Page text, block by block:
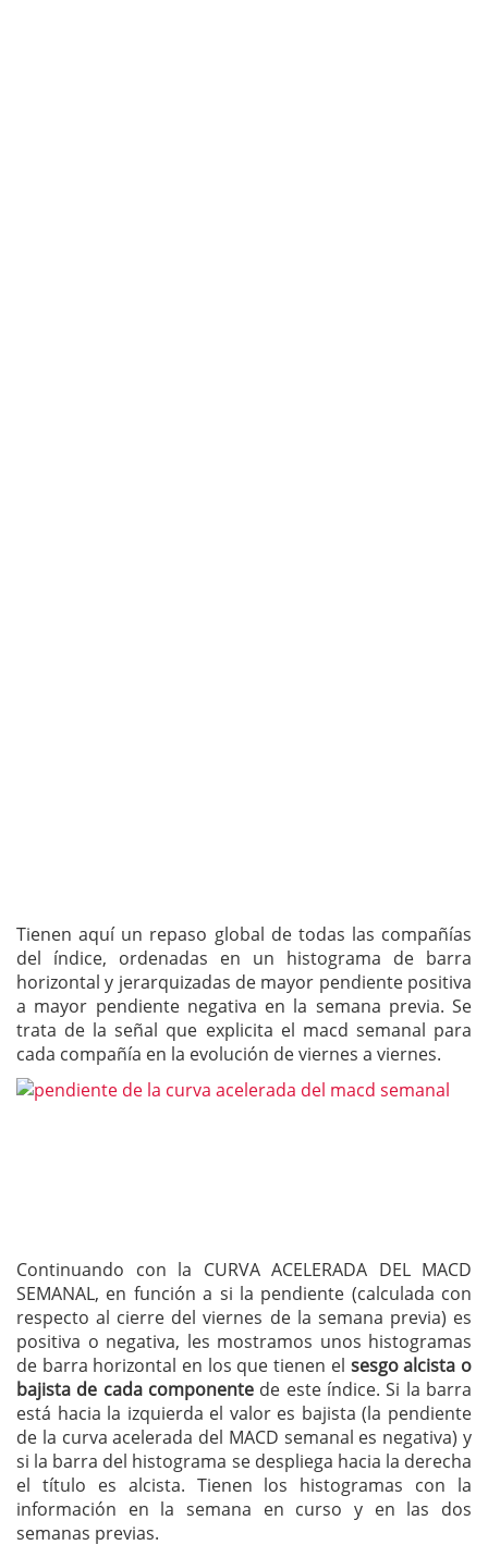
Tienen aquí un repaso global de todas las compañías
del índice, ordenadas en un histograma de barra
horizontal y jerarquizadas de mayor pendiente positiva
a mayor pendiente negativa en la semana previa. Se
trata de la señal que explicita el macd semanal para
cada compañía en la evolución de viernes a viernes.
Continuando con la CURVA ACELERADA DEL MACD
SEMANAL, en función a si la pendiente (calculada con
respecto al cierre del viernes de la semana previa) es
positiva o negativa, les mostramos unos histogramas
de barra horizontal en los que tienen el sesgo alcista o
bajista de cada componente de este índice. Si la barra
está hacia la izquierda el valor es bajista (la pendiente
de la curva acelerada del MACD semanal es negativa) y
si la barra del histograma se despliega hacia la derecha
el título es alcista. Tienen los histogramas con la
información en la semana en curso y en las dos
semanas previas.